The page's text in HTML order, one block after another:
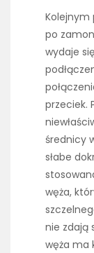
Kolejnym
po
wydaje
przeciek.
średnicy
słabe
węża,
nie zdają
węża ma